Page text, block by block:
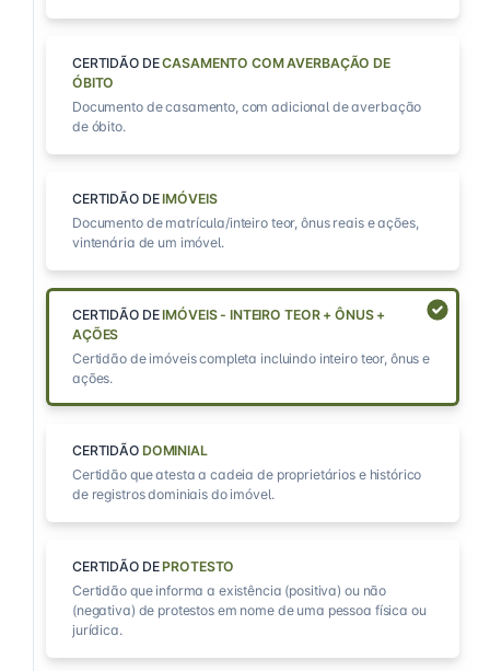
CERTIDÃO DECASAMENTO COM AVERBAÇÃO DE
ÓBITO
Documento de casamento, com adicional de averbação
de óbito.
CERTIDÃO DEIMÓVEIS
Documento de matrícula/inteiro teor, ônus reais e ações,
vintenária de um imóvel.
CERTIDÃO DEIMÓVEIS - INTEIRO TEOR + ÔNUS +
AÇÕES
Certidão de imóveis completa incluindo inteiro teor, ônus e
ações.
CERTIDÃO DOMINIAL
Certidão que atesta a cadeia de proprietários e histórico
de registros dominiais do imóvel.
CERTIDÃO DEPROTESTO
Certidão que informa a existência (positiva) ou não
(negativa) de protestos em nome de uma pessoa física ou
jurídica.